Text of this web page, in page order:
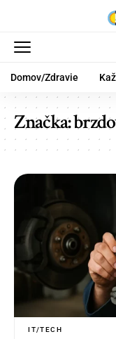
Domov/Zdravie
Značka:
IT/TECH